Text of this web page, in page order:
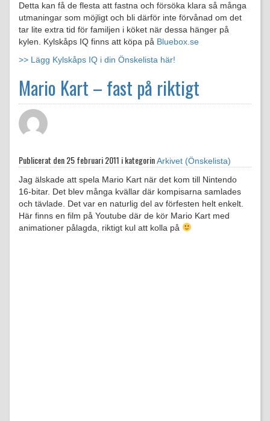
Detta kan få de flesta att fastna och försöka klara så många
utmaningar som möjligt och bli därför inte förvånad om det
tar lite extra tid för familjen i köket när dessa hänger på
kylen. Kylskåps IQ finns att köpa på Bluebox.se
>> Lägg Kylskåps IQ i din Önskelista här!
Mario Kart – fast på riktigt
Publicerat den25 februari 2011 i kategorinArkivet (Önskelista)
Jag älskade att spela Mario Kart när det kom till Nintendo
16-bitar. Det blev många kvällar där kompisarna samlades
och tävlade. Det var en naturlig del av förfesten helt enkelt.
Här finns en film på Youtube där de kör Mario Kart med
animationer pålagda, riktigt kul att kolla på